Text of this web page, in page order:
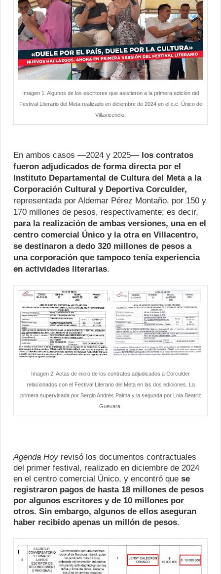
Imagen 1. Algunos de los escritores que asistieron a la primera edición del
Festival Literario del Meta realizado en diciembre de 2024 en el c.c. Único de
Villavicencio.
En ambos casos —2024 y 2025— los contratos
fueron adjudicados de forma directa por el
Instituto Departamental de Cultura del Meta a la
Corporación Cultural y Deportiva Corculder,
representada por Aldemar Pérez Montaño, por 150 y
170 millones de pesos, respectivamente; es decir,
para la realización de ambas versiones, una en el
centro comercial Único y la otra en Villacentro,
se destinaron a dedo 320 millones de pesos a
una corporación que tampoco tenía experiencia
en actividades literarias.
Imagen 2. Actas de inicio de los contratos adjudicados a Corculder
relacionados con el Festival Literario del Meta en las dos ediciones. La
primera supervisada por Sergio Andrés Palma y la segunda por Lola Beatriz
Guevara.
Agenda Hoy revisó los documentos contractuales
del primer festival, realizado en diciembre de 2024
en el centro comercial Único, y encontró que se
registraron pagos de hasta 18 millones de pesos
por algunos escritores y de 10 millones por
otros. Sin embargo, algunos de ellos aseguran
haber recibido apenas un millón de pesos.